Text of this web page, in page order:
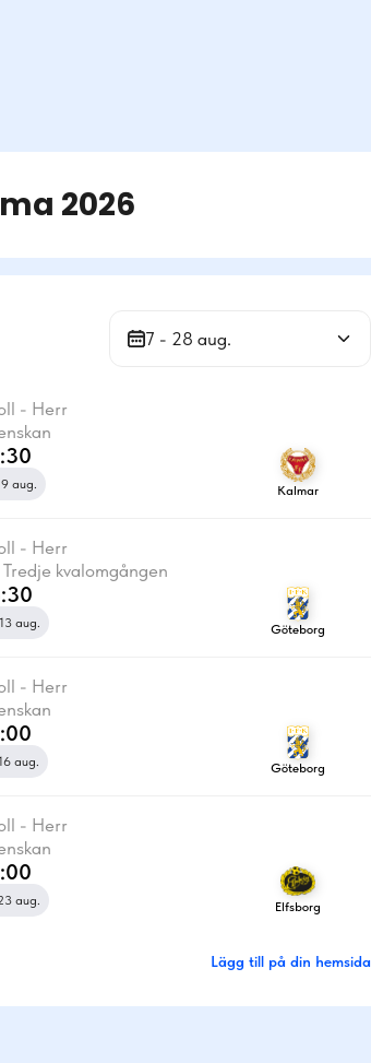
2026
7 - 28 aug.
- Herr
9 aug. Kalmar
- Herr
kvalomgången
aug. Göteborg
- Herr
aug. Göteborg
- Herr
aug. Elfsborg
Lägg till på din hemsida